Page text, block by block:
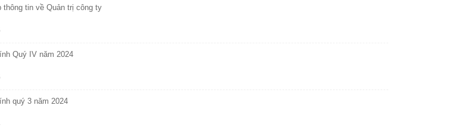
thông tin về Quản trị công ty
Quý IV năm 2024
quý 3 năm 2024